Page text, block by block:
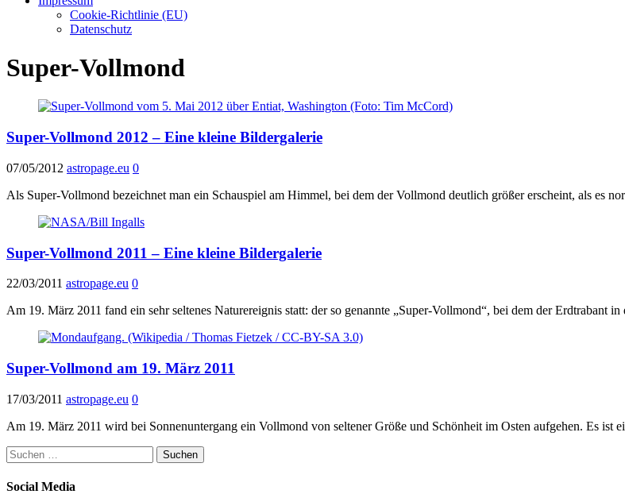
Cookie-Richtlinie (EU)
Datenschutz
Super-Vollmond
Super-Vollmond 2012 – Eine kleine Bildergalerie
07/05/2012 astropage.eu 0
Als Super-Vollmond bezeichnet man ein Schauspiel am Himmel, bei dem der Vollmond deutlich größer erscheint, als es
Super-Vollmond 2011 – Eine kleine Bildergalerie
22/03/2011 astropage.eu 0
Am 19. März 2011 fand ein sehr seltenes Naturereignis statt: der so genannte „Super-Vollmond“, bei dem der Erdtrabant
Super-Vollmond am 19. März 2011
17/03/2011 astropage.eu 0
Am 19. März 2011 wird bei Sonnenuntergang ein Vollmond von seltener Größe und Schönheit im Osten aufgehen. Es ist
Suchen
nach:
Social Media